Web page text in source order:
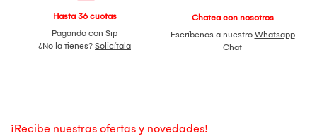
Hasta 36 cuotas
Pagando con Sip
¿No la tienes? Solicítala
Chatea con nosotros
Escríbenos a nuestro Whatsapp
Chat
¡Recibe nuestras ofertas y novedades!